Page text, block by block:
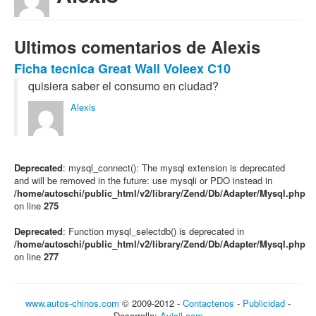
Ultimos comentarios de Alexis
Ficha tecnica Great Wall Voleex C10
quisiera saber el consumo en ciudad?
Alexis
Deprecated: mysql_connect(): The mysql extension is deprecated
and will be removed in the future: use mysqli or PDO instead in
/home/autoschi/public_html/v2/library/Zend/Db/Adapter/Mysql.php
on line 275
Deprecated: Function mysql_selectdb() is deprecated in
/home/autoschi/public_html/v2/library/Zend/Db/Adapter/Mysql.php
on line 277
www.autos-chinos.com © 2009-2012 - Contactenos - Publicidad -